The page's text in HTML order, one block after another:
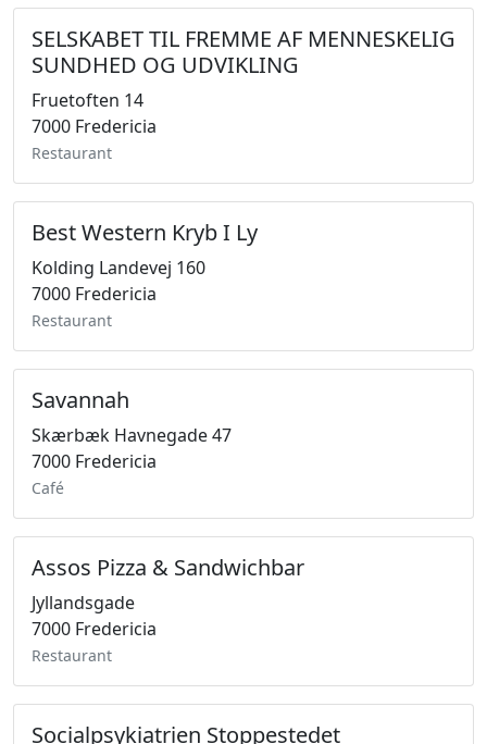
SELSKABET TIL FREMME AF MENNESKELIG
SUNDHED OG UDVIKLING
Fruetoften 14
7000 Fredericia
Restaurant
Best Western Kryb I Ly
Kolding Landevej 160
7000 Fredericia
Restaurant
Savannah
Skærbæk Havnegade 47
7000 Fredericia
Café
Assos Pizza & Sandwichbar
Jyllandsgade
7000 Fredericia
Restaurant
Socialpsykiatrien Stoppestedet